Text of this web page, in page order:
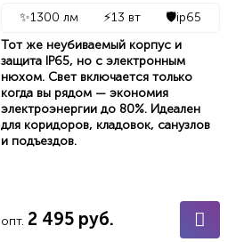
✨1300 лм ⚡13 вт 🛡️ip65
Тот же неубиваемый корпус и
защита IP65, но с электронным
нюхом. Свет включается только
когда вы рядом — экономия
электроэнергии до 80%. Идеален
для коридоров, кладовок, санузлов
и подъездов.
опт. 2 495 руб.